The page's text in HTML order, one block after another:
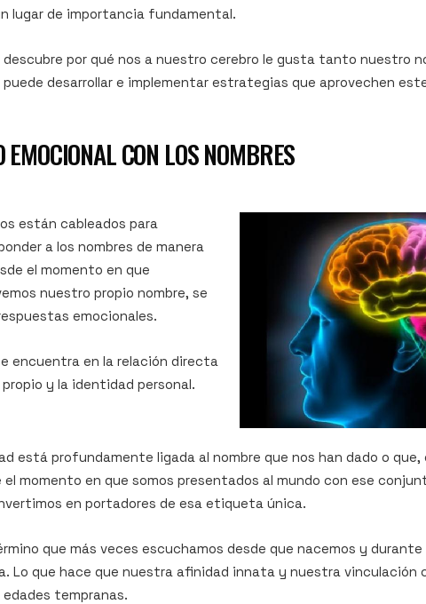
lugar de importancia fundamental.
descubre por qué nos a nuestro cerebro le gusta tanto nuestro
desarrollar e implementar estrategias que aprovechen
EMOCIONAL CON LOS NOMBRES
están cableados para
a los nombres de manera
el momento en que
nuestro propio nombre, se
emocionales.
encuentra en la relación directa
y la identidad personal.
está profundamente ligada al nombre que nos han dado o que,
el momento en que somos presentados al mundo con ese
en portadores de esa etiqueta única.
que más veces escuchamos desde que nacemos y
Lo que hace que nuestra afinidad innata y nuestra vinculación
tempranas.